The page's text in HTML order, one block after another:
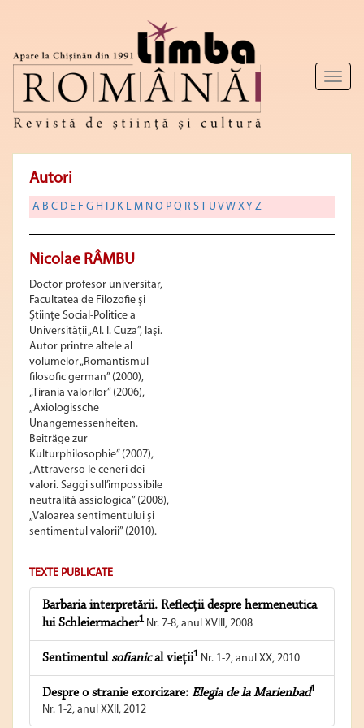
Toggle
Autori
A B C D E F G H I J K L M N O P Q R S T U VW X Y Z
Nicolae RÂMBU
Doctor profesor universitar,
Facultatea de Filozofie şi
Ştiinţe Social-Politice a
Universităţii „Al. I. Cuza”, Iaşi.
Autor printre altele al
volumelor „Romantismul
filosofic german” (2000),
„Tirania valorilor” (2006),
„Axiologissche
Unangemessenheiten.
Beiträge zur
Kulturphilosophie” (2007),
„Attraverso le ceneri dei
valori. Saggi sull’impossibile
neutralità assiologica” (2008),
„Valoarea sentimentului şi
sentimentul valorii” (2010).
TEXTE PUBLICATE
Barbaria interpretării. Reflecţii despre hermeneutica
lui Schleiermacher1 Nr. 7-8, anul XVIII, 2008
Sentimentulsofianical vieţii1 Nr. 1-2, anul XX, 2010
Despre o stranie exorcizare: Elegia de la Marienbad1
Nr. 1-2, anul XXII, 2012